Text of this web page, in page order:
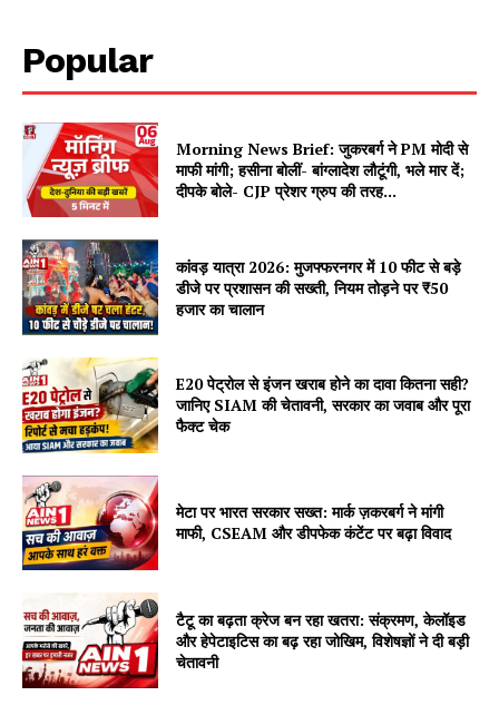
Popular
Morning News Brief: जुकरबर्ग ने PM मोदी से
माफी मांगी; हसीना बोलीं- बांग्लादेश लौटूंगी, भले मार दें;
दीपके बोले- CJP प्रेशर ग्रुप की तरह...
कांवड़ यात्रा 2026: मुजफ्फरनगर में 10 फीट से बड़े
डीजे पर प्रशासन की सख्ती, नियम तोड़ने पर ₹50
हजार का चालान
E20 पेट्रोल से इंजन खराब होने का दावा कितना सही?
जानिए SIAM की चेतावनी, सरकार का जवाब और पूरा
फैक्ट चेक
मेटा पर भारत सरकार सख्त: मार्क ज़करबर्ग ने मांगी
माफी, CSEAM और डीपफेक कंटेंट पर बढ़ा विवाद
टैटू का बढ़ता क्रेज बन रहा खतरा: संक्रमण, केलॉइड
और हेपेटाइटिस का बढ़ रहा जोखिम, विशेषज्ञों ने दी बड़ी
चेतावनी